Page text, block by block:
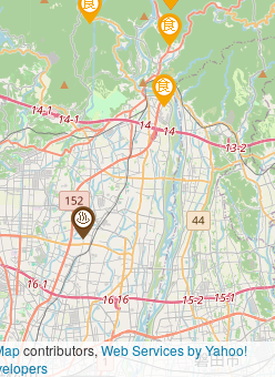
contributors,Web Services by Yahoo!